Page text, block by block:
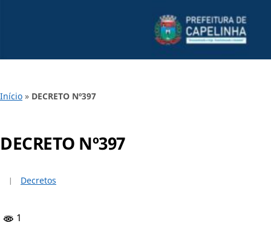
Início » DECRETO Nº397
DECRETO Nº397
Decretos
1